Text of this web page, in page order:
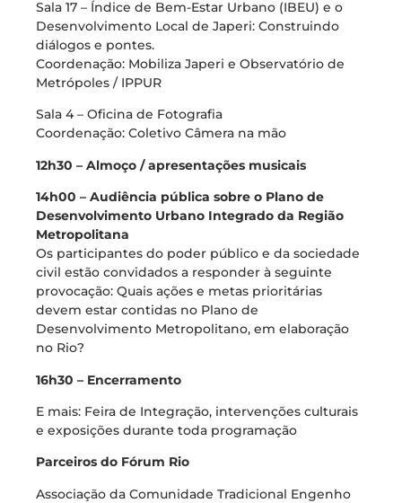
Sala 17 – Índice de Bem-Estar Urbano (IBEU) e o
Desenvolvimento Local de Japeri: Construindo
diálogos e pontes.
Coordenação: Mobiliza Japeri e Observatório de
Metrópoles / IPPUR
Sala 4 – Oficina de Fotografia
Coordenação: Coletivo Câmera na mão
12h30 – Almoço / apresentações musicais
14h00 – Audiência pública sobre o Plano de
Desenvolvimento Urbano Integrado da Região
Metropolitana
Os participantes do poder público e da sociedade
civil estão convidados a responder à seguinte
provocação: Quais ações e metas prioritárias
devem estar contidas no Plano de
Desenvolvimento Metropolitano, em elaboração
no Rio?
16h30 – Encerramento
E mais: Feira de Integração, intervenções culturais
e exposições durante toda programação
Parceiros do Fórum Rio
Associação da Comunidade Tradicional Engenho